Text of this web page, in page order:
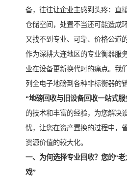
备，往往让企业主感到头疼：直
仓储空间，处置不当还可能造成
又找不到专业、可靠、价格公道的
作为深耕大连地区的专业衡器服
业在设备更新换代时的痛点。我
列全电子地磅到各种非标衡器的
“地磅回收与旧设备回收一站式服
的技术和丰富的经验，为您解决
忧，让您在资产置换的过程中，
资源价值的较大化。
一、为何选择专业回收？您的“
戏”